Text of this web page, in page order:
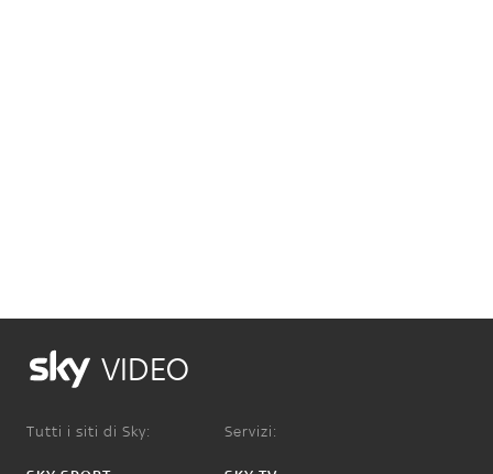
VIDEO
Tutti i siti di Sky: Servizi: